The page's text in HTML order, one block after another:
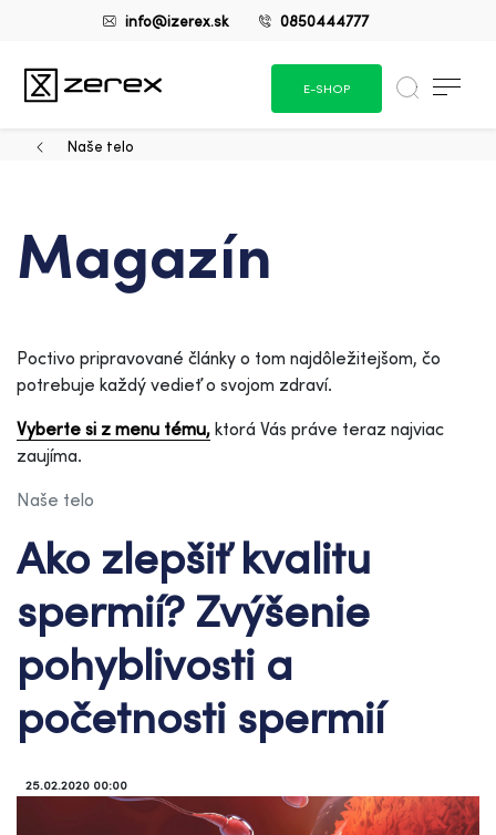
info@izerex.sk 0850444777
E-SHOP
Naše telo
Magazín
Poctivo pripravované články o tom najdôležitejšom, čo
potrebuje každý vedieť o svojom zdraví.
Vyberte si z menu tému, ktorá Vás práve teraz najviac
zaujíma.
Naše telo
Ako zlepšiť kvalitu
spermií? Zvýšenie
pohyblivosti a
početnosti spermií
25.02.2020 00:00